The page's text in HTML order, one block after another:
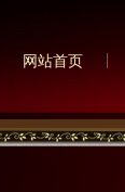
网站首页